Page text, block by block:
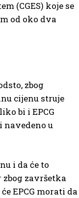
(CGES) koje se
od oko dva
zbog
cijenu struje
bi i EPCG
navedeno u
i da će to
završetka
EPCG morati da